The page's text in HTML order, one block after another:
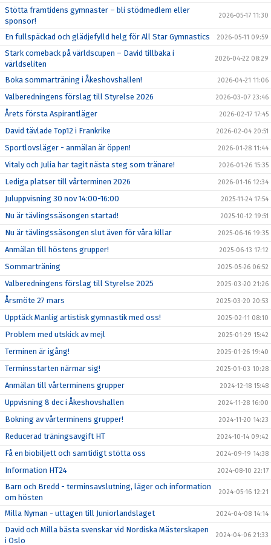
Stötta framtidens gymnaster – bli stödmedlem eller
sponsor!
2026-05-17 11:30
En fullspäckad och glädjefylld helg för All Star Gymnastics 2026-05-11 09:59
Stark comeback på världscupen – David tillbaka i
världseliten
2026-04-22 08:29
Boka sommarträning i Åkeshovshallen! 2026-04-21 11:06
Valberedningens förslag till Styrelse 2026 2026-03-07 23:46
Årets första Aspirantläger 2026-02-17 17:45
David tävlade Top12 i Frankrike 2026-02-04 20:51
Sportlovsläger - anmälan är öppen! 2026-01-28 11:44
Vitaly och Julia har tagit nästa steg som tränare! 2026-01-26 15:35
Lediga platser till vårterminen 2026 2026-01-16 12:34
Juluppvisning 30 nov 14:00-16:00 2025-11-24 17:54
Nu är tävlingssäsongen startad! 2025-10-12 19:51
Nu är tävlingssäsongen slut även för våra killar 2025-06-16 19:35
Anmälan till höstens grupper! 2025-06-13 17:12
Sommarträning 2025-05-26 06:52
Valberedningens förslag till Styrelse 2025 2025-03-20 21:26
Årsmöte 27 mars 2025-03-20 20:53
Upptäck Manlig artistisk gymnastik med oss! 2025-02-11 08:10
Problem med utskick av mejl 2025-01-29 15:42
Terminen är igång! 2025-01-26 19:40
Terminsstarten närmar sig! 2025-01-03 10:28
Anmälan till vårterminens grupper 2024-12-18 15:48
Uppvisning 8 dec i Åkeshovshallen 2024-11-28 16:00
Bokning av vårterminens grupper! 2024-11-20 14:23
Reducerad träningsavgift HT 2024-10-14 09:42
Få en biobiljett och samtidigt stötta oss 2024-09-19 14:38
Information HT24 2024-08-10 22:17
Barn och Bredd - terminsavslutning, läger och information
om hösten
2024-05-16 12:21
Milla Nyman - uttagen till Juniorlandslaget 2024-04-08 14:14
David och Milla bästa svenskar vid Nordiska Mästerskapen
i Oslo
2024-04-06 21:33